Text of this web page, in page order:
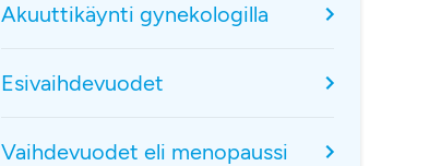
Akuuttikäynti gynekologilla
Esivaihdevuodet
Vaihdevuodet eli menopaussi